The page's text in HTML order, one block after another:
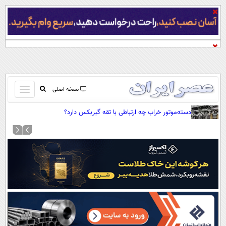
نسخه اصلی
باز
و
کردن
صفحه اول
آرشیو
نظرسنجی
آب و هوا
اوقات شرعی
سواد زندگی
دسته‌موتور خراب چه ارتباطی با تقه گیربکس دارد؟